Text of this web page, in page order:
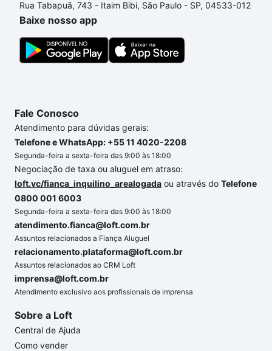
um apartamento
e conte com a gente para comprar
o imóvel dos seus sonhos com segurança e
conforto. Loft, com você até as chaves.
Rua Tabapuã, 743 - Itaim Bibi, São Paulo - SP, 04533-012
Baixe nosso app
Fale Conosco
Atendimento para dúvidas gerais:
Telefone e WhatsApp: +55 11 4020-2208
Segunda-feira a sexta-feira das 9:00 às 18:00
Negociação de taxa ou aluguel em atraso:
loft.vc/fianca_inquilino_arealogada ou através do Telefone
0800 001 6003
Segunda-feira a sexta-feira das 9:00 às 18:00
atendimento.fianca@loft.com.br
Assuntos relacionados a Fiança Aluguel
relacionamento.plataforma@loft.com.br
Assuntos relacionados ao CRM Loft
imprensa@loft.com.br
Atendimento exclusivo aos profissionais de imprensa
Sobre a Loft
Central de Ajuda
Como vender